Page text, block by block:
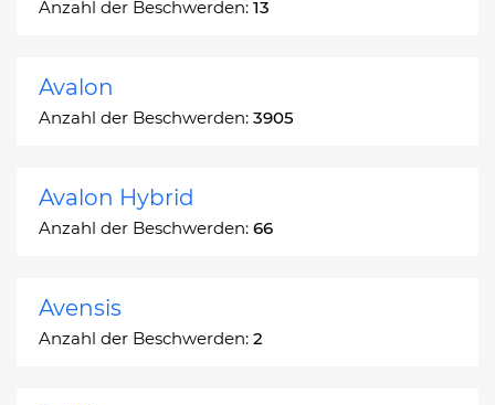
Anzahl der Beschwerden: 13
Avalon
Anzahl der Beschwerden: 3905
Avalon Hybrid
Anzahl der Beschwerden: 66
Avensis
Anzahl der Beschwerden: 2